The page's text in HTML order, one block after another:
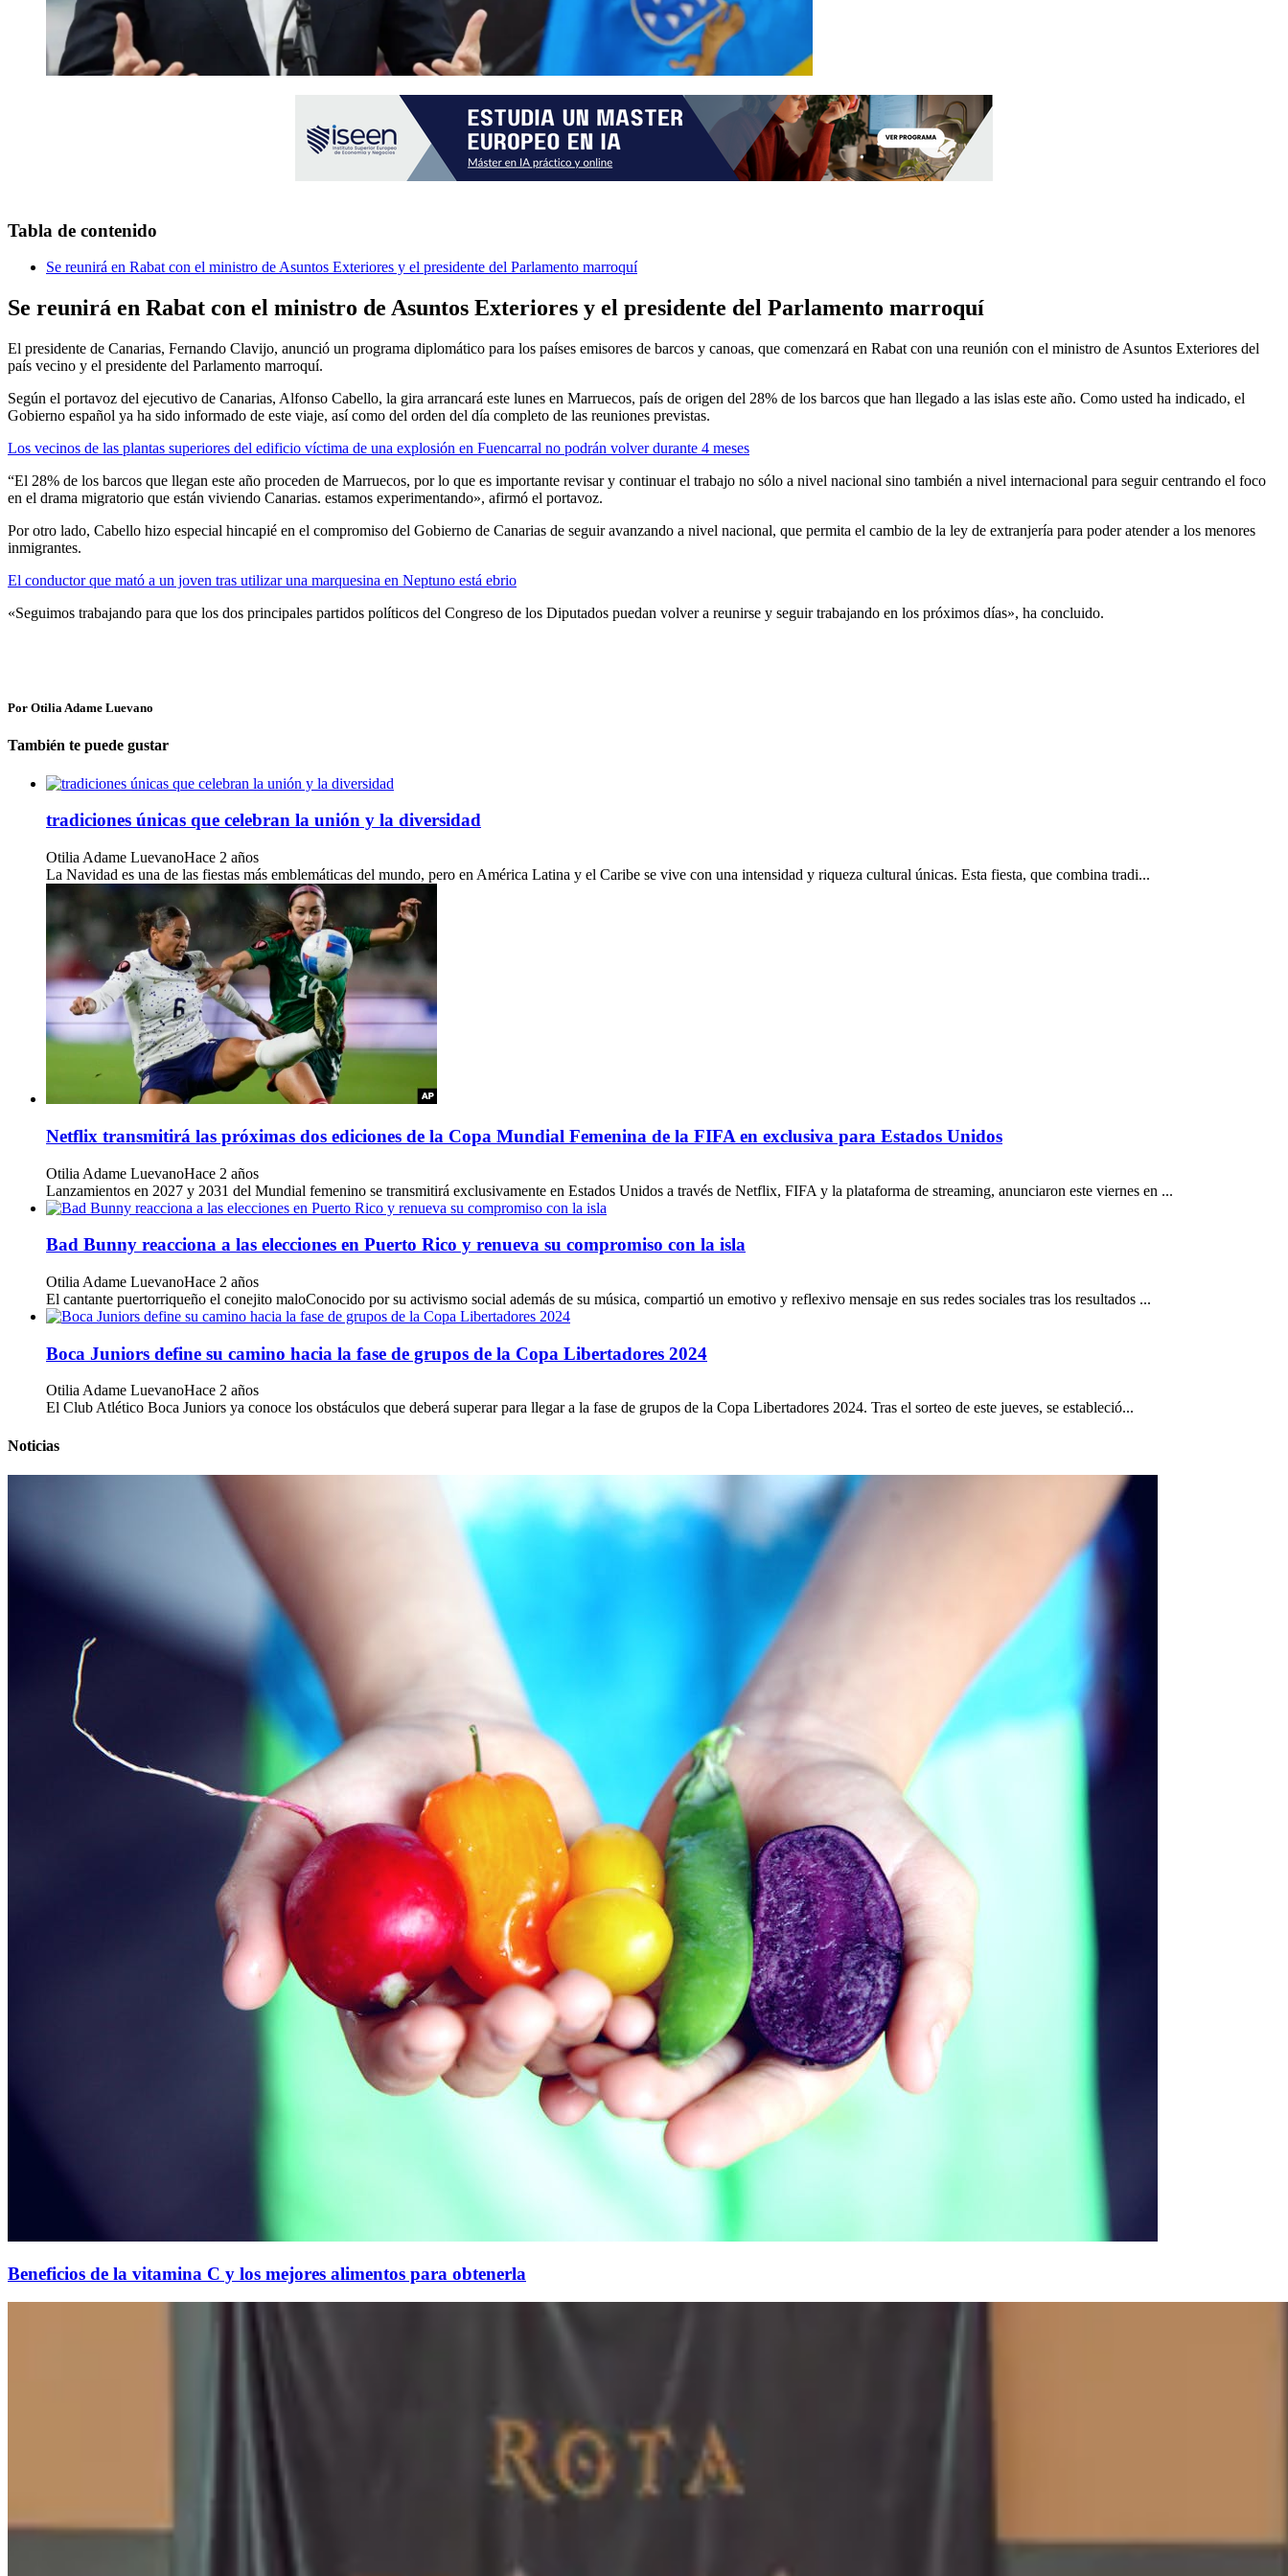
Tabla de contenido
Se reunirá en Rabat con el ministro de Asuntos Exteriores y el presidente del Parlamento marroquí
Se reunirá en Rabat con el ministro de Asuntos Exteriores y el presidente del Parlamento marroquí
El presidente de Canarias, Fernando Clavijo, anunció un programa diplomático para los países emisores de barcos y canoas, que comenzará en Rabat con una reunión con el ministro de Asuntos Exteriores del
país vecino y el presidente del Parlamento marroquí.
Según el portavoz del ejecutivo de Canarias, Alfonso Cabello, la gira arrancará este lunes en Marruecos, país de origen del 28% de los barcos que han llegado a las islas este año. Como usted ha indicado, el
Gobierno español ya ha sido informado de este viaje, así como del orden del día completo de las reuniones previstas.
Los vecinos de las plantas superiores del edificio víctima de una explosión en Fuencarral no podrán volver durante 4 meses
“El 28% de los barcos que llegan este año proceden de Marruecos, por lo que es importante revisar y continuar el trabajo no sólo a nivel nacional sino también a nivel internacional para seguir centrando el foco
en el drama migratorio que están viviendo Canarias. estamos experimentando», afirmó el portavoz.
Por otro lado, Cabello hizo especial hincapié en el compromiso del Gobierno de Canarias de seguir avanzando a nivel nacional, que permita el cambio de la ley de extranjería para poder atender a los menores
inmigrantes.
El conductor que mató a un joven tras utilizar una marquesina en Neptuno está ebrio
«Seguimos trabajando para que los dos principales partidos políticos del Congreso de los Diputados puedan volver a reunirse y seguir trabajando en los próximos días», ha concluido.
Por Otilia Adame Luevano
También te puede gustar
tradiciones únicas que celebran la unión y la diversidad
Otilia Adame LuevanoHace 2 años
La Navidad es una de las fiestas más emblemáticas del mundo, pero en América Latina y el Caribe se vive con una intensidad y riqueza cultural únicas. Esta fiesta, que combina tradi...
Netflix transmitirá las próximas dos ediciones de la Copa Mundial Femenina de la FIFA en exclusiva para Estados Unidos
Otilia Adame LuevanoHace 2 años
Lanzamientos en 2027 y 2031 del Mundial femenino se transmitirá exclusivamente en Estados Unidos a través de Netflix, FIFA y la plataforma de streaming, anunciaron este viernes en ...
Bad Bunny reacciona a las elecciones en Puerto Rico y renueva su compromiso con la isla
Otilia Adame LuevanoHace 2 años
El cantante puertorriqueño el conejito maloConocido por su activismo social además de su música, compartió un emotivo y reflexivo mensaje en sus redes sociales tras los resultados ...
Boca Juniors define su camino hacia la fase de grupos de la Copa Libertadores 2024
Otilia Adame LuevanoHace 2 años
El Club Atlético Boca Juniors ya conoce los obstáculos que deberá superar para llegar a la fase de grupos de la Copa Libertadores 2024. Tras el sorteo de este jueves, se estableció...
Noticias
Beneficios de la vitamina C y los mejores alimentos para obtenerla